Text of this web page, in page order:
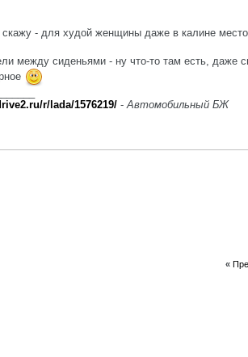
- для худой женщины даже в калине
между сиденьями - ну что-то там есть, даже
r/lada/1576219/ -Автомобильный БЖ
«